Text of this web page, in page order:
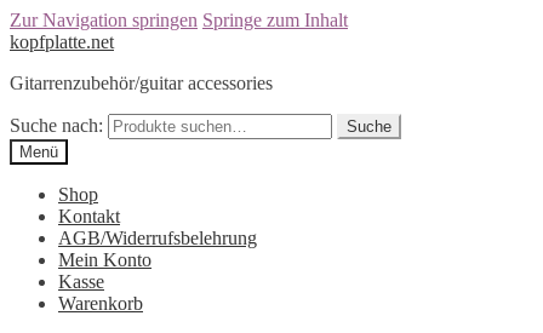
Zur Navigation springen Springe zum Inhalt
kopfplatte.net
Gitarrenzubehör/guitar accessories
Suche nach:
Suche
Menü
Shop
Kontakt
AGB/Widerrufsbelehrung
Mein Konto
Kasse
Warenkorb